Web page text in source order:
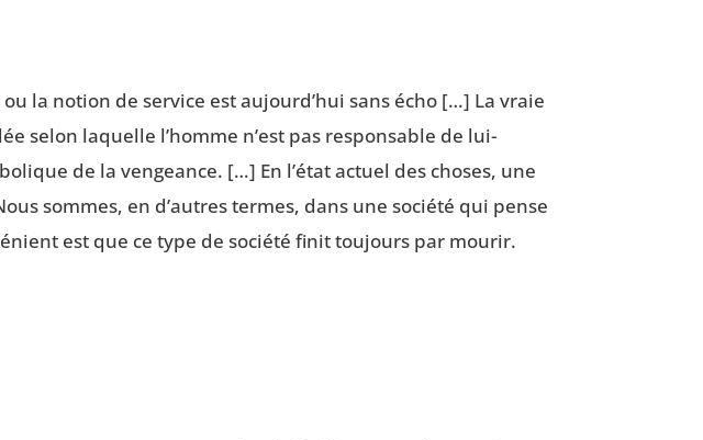
ou la notion de ser­vice est aujourd’hui sans écho […] La vraie
selon laquelle l’homme n’est pas res­pon­sable de lui-
de la ven­geance. […] En l’état actuel des choses, une
sommes, en d’autres termes, dans une socié­té qui pense
est que ce type de socié­té finit tou­jours par mou­rir.